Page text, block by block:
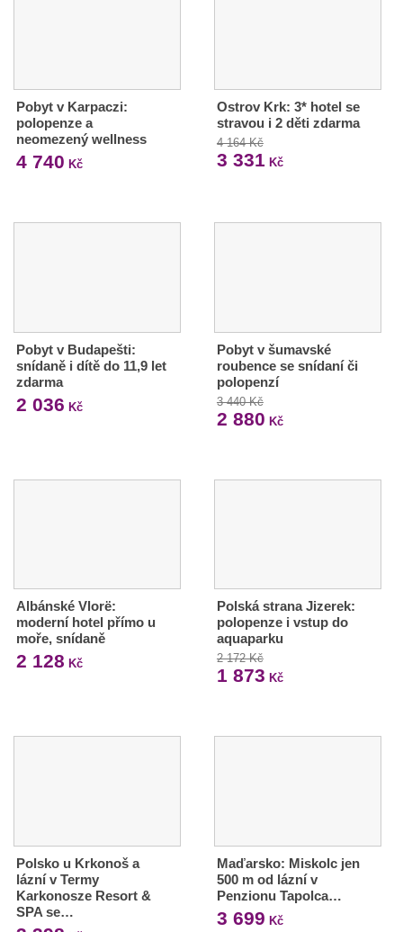
Pobyt v Karpaczi:
polopenze a
neomezený wellness
4 740 Kč
Ostrov Krk: 3* hotel se
stravou i 2 děti zdarma
4 164 Kč
3 331 Kč
Pobyt v Budapešti:
snídaně i dítě do 11,9 let
zdarma
2 036 Kč
Pobyt v šumavské
roubence se snídaní či
polopenzí
3 440 Kč
2 880 Kč
Albánské Vlorë:
moderní hotel přímo u
moře, snídaně
2 128 Kč
Polská strana Jizerek:
polopenze i vstup do
aquaparku
2 172 Kč
1 873 Kč
Polsko u Krkonoš a
lázní v Termy
Karkonosze Resort &
SPA se…
Maďarsko: Miskolc jen
500 m od lázní v
Penzionu Tapolca…
3 699 Kč